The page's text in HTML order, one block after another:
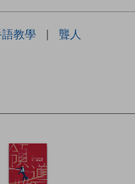
教學 | 聾人